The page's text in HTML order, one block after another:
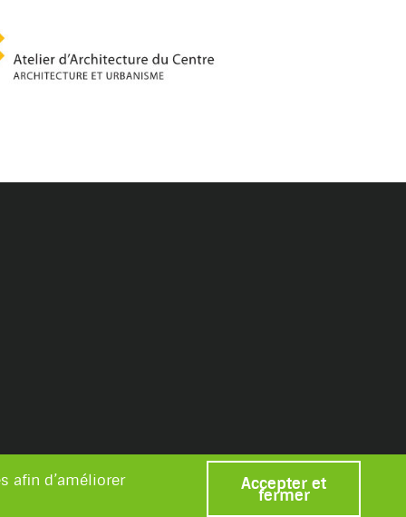
afin d’améliorer
Accepter et
fermer